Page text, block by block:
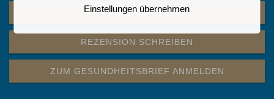
PRAXIS ANRUFEN
REZENSION SCHREIBEN
ZUM GESUNDHEITSBRIEF ANMELDEN
Einstellungen übernehmen